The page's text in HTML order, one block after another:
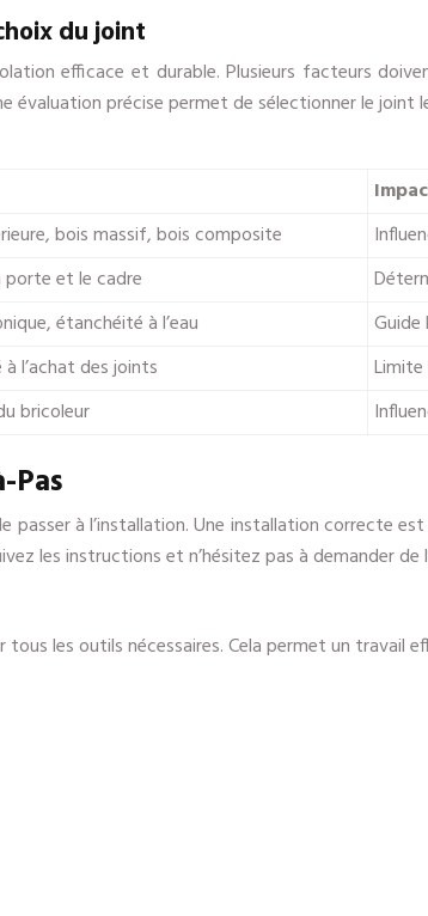
du joint
efficace et durable. Plusieurs facteurs
évaluation précise permet de sélectionner le joint
bois massif, bois composite
porte et le cadre
étanchéité à l’eau
l’achat des joints
bricoleur
Pas
à l’installation. Une installation correcte
les instructions et n’hésitez pas à demander de
les outils nécessaires. Cela permet un travail